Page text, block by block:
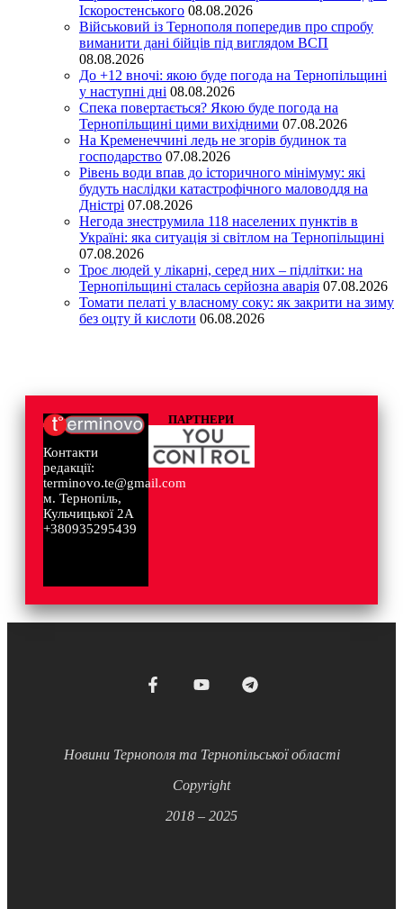
Іскоростенського 08.08.2026
Військовий із Тернополя попередив про спробу
виманити дані бійців під виглядом ВСП
08.08.2026
До +12 вночі: якою буде погода на Тернопільщині
у наступні дні 08.08.2026
Спека повертається? Якою буде погода на
Тернопільщині цими вихідними 07.08.2026
На Кременеччині ледь не згорів будинок та
господарство 07.08.2026
Рівень води впав до історичного мінімуму: які
будуть наслідки катастрофічного маловоддя на
Дністрі 07.08.2026
Негода знеструмила 118 населених пунктів в
Україні: яка ситуація зі світлом на Тернопільщині
07.08.2026
Троє людей у лікарні, серед них – підлітки: на
Тернопільщині сталась серйозна аварія 07.08.2026
Томати пелаті у власному соку: як закрити на зиму
без оцту й кислоти 06.08.2026
Контакти
редакції:
terminovo.te@gmail.com
м. Тернопіль,
Кульчицької 2А
+380935295439
ПАРТНЕРИ
Новини Тернополя та Тернопільської області
Copyright
2018 – 2025